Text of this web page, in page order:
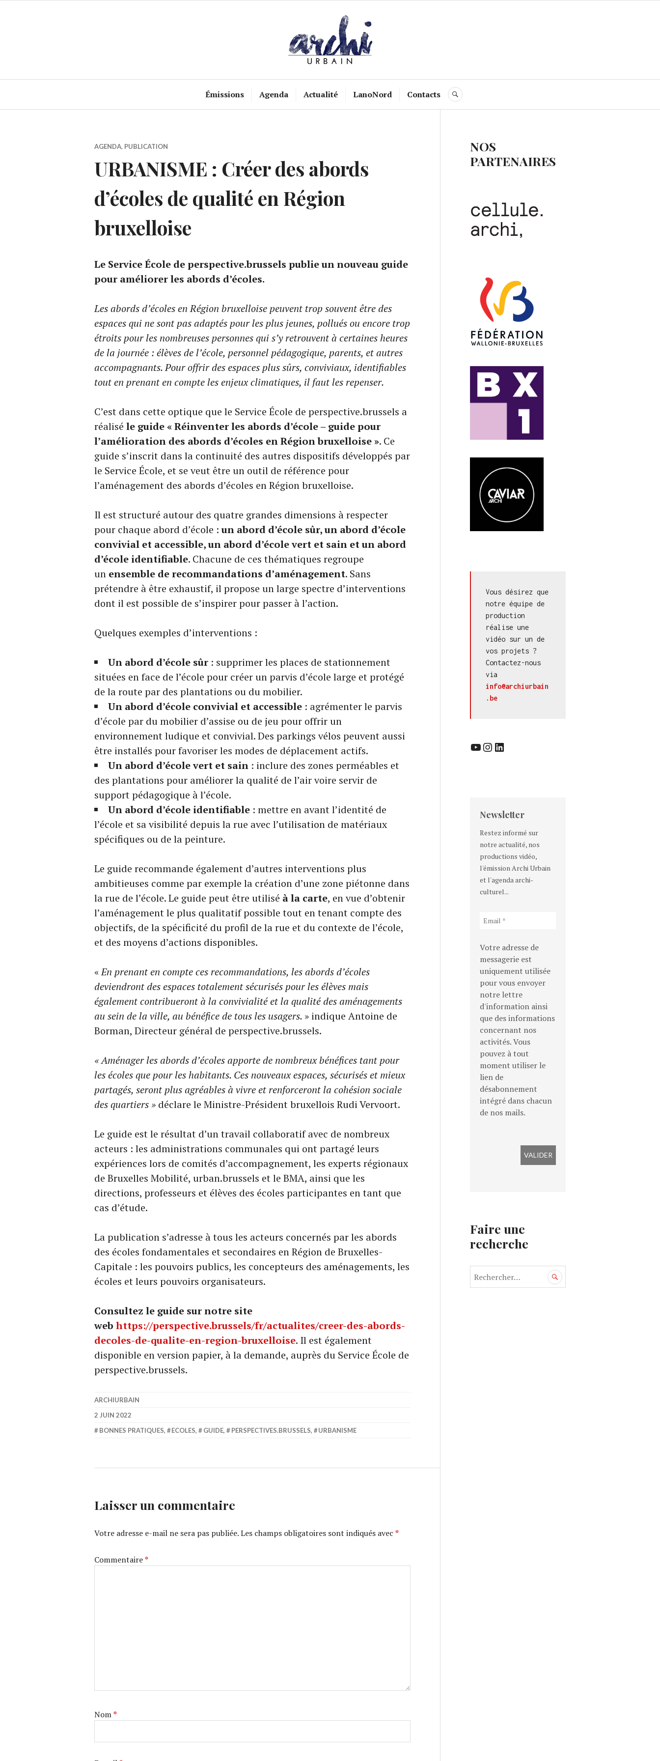
Émissions Agenda Actualité LanoNord Contacts RECHERCHE
AGENDA, PUBLICATION
URBANISME : Créer des abords
d’écoles de qualité en Région
bruxelloise
Le Service École de perspective.brussels publie un nouveau guide
pour améliorer les abords d’écoles.
Les abords d’écoles en Région bruxelloise peuvent trop souvent être des
espaces qui ne sont pas adaptés pour les plus jeunes, pollués ou encore trop
étroits pour les nombreuses personnes qui s’y retrouvent à certaines heures
de la journée : élèves de l’école, personnel pédagogique, parents, et autres
accompagnants. Pour offrir des espaces plus sûrs, conviviaux, identifiables
tout en prenant en compte les enjeux climatiques, il faut les repenser.
C’est dans cette optique que le Service École de perspective.brussels a
réalisé le guide « Réinventer les abords d’école – guide pour
l’amélioration des abords d’écoles en Région bruxelloise ». Ce
guide s’inscrit dans la continuité des autres dispositifs développés par
le Service École, et se veut être un outil de référence pour
l’aménagement des abords d’écoles en Région bruxelloise.
Il est structuré autour des quatre grandes dimensions à respecter
pour chaque abord d’école :un abord d’école sûr, un abord d’école
convivial et accessible, un abord d’école vert et sain et un abord
d’école identifiable. Chacune de ces thématiques regroupe
un ensemble de recommandations d’aménagement. Sans
prétendre à être exhaustif, il propose un large spectre d’interventions
dont il est possible de s’inspirer pour passer à l’action.
Quelques exemples d’interventions :
Un abord d’école sûr : supprimer les places de stationnement
situées en face de l’école pour créer un parvis d’école large et protégé
de la route par des plantations ou du mobilier.
Un abord d’école convivial et accessible : agrémenter le parvis
d’école par du mobilier d’assise ou de jeu pour offrir un
environnement ludique et convivial. Des parkings vélos peuvent aussi
être installés pour favoriser les modes de déplacement actifs.
Un abord d’école vert et sain : inclure des zones perméables et
des plantations pour améliorer la qualité de l’air voire servir de
support pédagogique à l’école.
Un abord d’école identifiable : mettre en avant l’identité de
l’école et sa visibilité depuis la rue avec l’utilisation de matériaux
spécifiques ou de la peinture.
Le guide recommande également d’autres interventions plus
ambitieuses comme par exemple la création d’une zone piétonne dans
la rue de l’école. Le guide peut être utilisé à la carte, en vue d’obtenir
l’aménagement le plus qualitatif possible tout en tenant compte des
objectifs, de la spécificité du profil de la rue et du contexte de l’école,
et des moyens d’actions disponibles.
«En prenant en compte ces recommandations, les abords d’écoles
deviendront des espaces totalement sécurisés pour les élèves mais
également contribueront à la convivialité et la qualité des aménagements
au sein de la ville, au bénéfice de tous les usagers. » indique Antoine de
Borman, Directeur général de perspective.brussels.
« Aménager les abords d’écoles apporte de nombreux bénéfices tant pour
les écoles que pour les habitants. Ces nouveaux espaces, sécurisés et mieux
partagés, seront plus agréables à vivre et renforceront la cohésion sociale
des quartiers » déclare le Ministre-Président bruxellois Rudi Vervoort.
Le guide est le résultat d’un travail collaboratif avec de nombreux
acteurs : les administrations communales qui ont partagé leurs
expériences lors de comités d’accompagnement, les experts régionaux
de Bruxelles Mobilité, urban.brussels et le BMA, ainsi que les
directions, professeurs et élèves des écoles participantes en tant que
cas d’étude.
La publication s’adresse à tous les acteurs concernés par les abords
des écoles fondamentales et secondaires en Région de Bruxelles-
Capitale : les pouvoirs publics, les concepteurs des aménagements, les
écoles et leurs pouvoirs organisateurs.
Consultez le guide sur notre site
web https://perspective.brussels/fr/actualites/creer-des-abords-
decoles-de-qualite-en-region-bruxelloise. Il est également
disponible en version papier, à la demande, auprès du Service École de
perspective.brussels.
ARCHIURBAIN
2 JUIN 2022
BONNES PRATIQUES, ECOLES, GUIDE, PERSPECTIVES.BRUSSELS, URBANISME
Laisser un commentaire
Votre adresse e-mail ne sera pas publiée.Les champs obligatoires sont indiqués avec *
Commentaire*
Nom*
NOS
PARTENAIRES
Vous désirez que
notre équipe de
production
réalise une
vidéo sur un de
vos projets ?
Contactez-nous
info@archiurbain
.be
YouTube InstagramLinkedIn
Newsletter
Restez informé sur
notre actualité, nos
productions vidéo,
l'émission Archi Urbain
et l'agenda archi-
culturel...
Votre adresse de
messagerie est
uniquement utilisée
pour vous envoyer
notre lettre
d'information ainsi
que des informations
concernant nos
activités. Vous
pouvez à tout
moment utiliser le
lien de
désabonnement
intégré dans chacun
de nos mails.
Faire une
recherche